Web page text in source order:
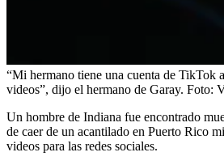
“Mi hermano tiene una cuenta de TikTok
videos”, dijo el hermano de Garay. Foto:
Un hombre de Indiana fue encontrado
de caer de un acantilado en Puerto Rico
videos para las redes sociales.